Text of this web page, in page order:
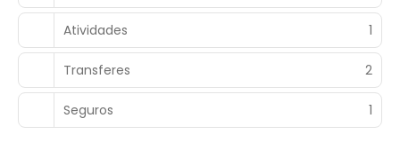
Atividades 1
Transferes 2
Seguros 1